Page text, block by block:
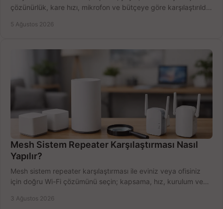
çözünürlük, kare hızı, mikrofon ve bütçeye göre karşılaştırıldı.
5 Ağustos 2026
Mesh Sistem Repeater Karşılaştırması Nasıl
Yapılır?
Mesh sistem repeater karşılaştırması ile eviniz veya ofisiniz
için doğru Wi-Fi çözümünü seçin; kapsama, hız, kurulum ve
3 Ağustos 2026